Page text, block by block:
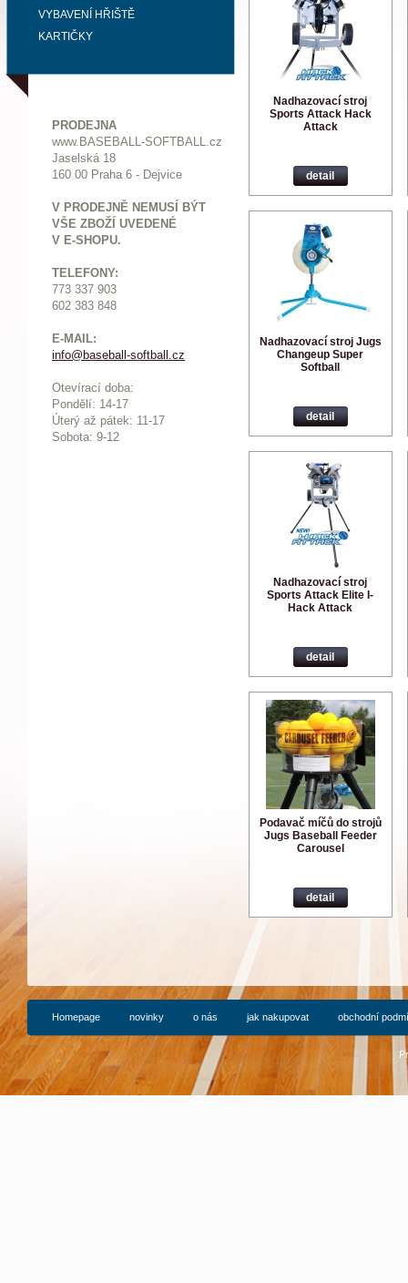
VYBAVENÍ HŘIŠTĚ
KARTIČKY
PRODEJNA
www.BASEBALL-SOFTBALL.cz
Jaselská 18
160 00 Praha 6 - Dejvice
V PRODEJNĚ NEMUSÍ BÝT
VŠE ZBOŽÍ UVEDENÉ
V E-SHOPU.
TELEFONY:
773 337 903
602 383 848
E-MAIL:
info@baseball-softball.cz
Otevírací doba:
Pondělí: 14-17
Úterý až pátek: 11-17
Sobota: 9-12
Nadhazovací stroj
Sports Attack Hack
Attack
detail
Nadhazovací stroj Jugs
Changeup Super
Softball
detail
Nadhazovací stroj
Sports Attack Elite I-
Hack Attack
detail
Podavač míčů do strojů
Jugs Baseball Feeder
Carousel
detail
Homepage novinky o nás jak nakupovat obchodní